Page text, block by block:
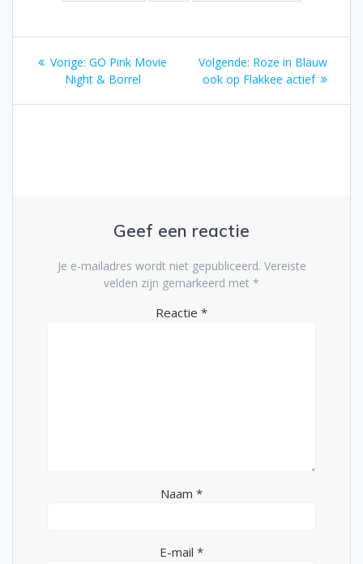
Bericht
navigatie
Vorige: Vorig
bericht:
GO Pink Movie
Night & Borrel
Volgende: Volgend
bericht:
Roze in Blauw
ook op Flakkee actief
Geef een reactie
Je e-mailadres wordt niet gepubliceerd. Vereiste
velden zijn gemarkeerd met *
Reactie *
Naam *
E-mail *